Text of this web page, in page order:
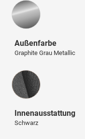
Außenfarbe
Graphite Grau Metallic
Innenausstattung
Innenausstattung
Schwarz